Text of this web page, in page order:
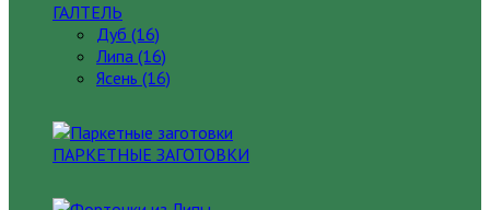
ГАЛТЕЛЬ
Дуб (16)
Липа (16)
Ясень (16)
ПАРКЕТНЫЕ ЗАГОТОВКИ